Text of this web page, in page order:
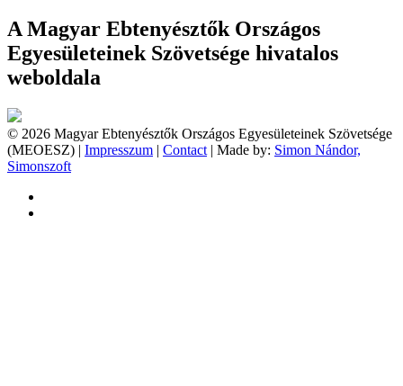
A Magyar Ebtenyésztők Országos
Egyesületeinek Szövetsége hivatalos
weboldala
© 2026 Magyar Ebtenyésztők Országos Egyesületeinek Szövetsége
(MEOESZ) | Impresszum | Contact | Made by: Simon Nándor,
Simonszoft